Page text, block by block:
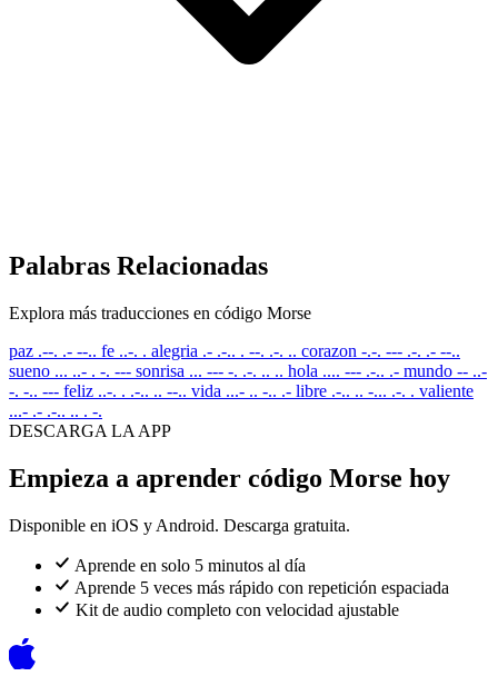
Palabras Relacionadas
Explora más traducciones en código Morse
paz .--. .- --.. fe ..-. . alegria .- .-.. . --. .-. .. corazon -.-. --- .-. .- --..
sueno ... ..- . -. --- sonrisa ... --- -. .-. .. .. hola .... --- .-.. .- mundo -- ..-
-. -.. --- feliz ..-. . .-.. .. --.. vida ...- .. -.. .- libre .-.. .. -... .-. . valiente
...- .- .-.. .. . -.
DESCARGA LA APP
Empieza a aprender código Morse hoy
Disponible en iOS y Android. Descarga gratuita.
Aprende en solo 5 minutos al día
Aprende 5 veces más rápido con repetición espaciada
Kit de audio completo con velocidad ajustable